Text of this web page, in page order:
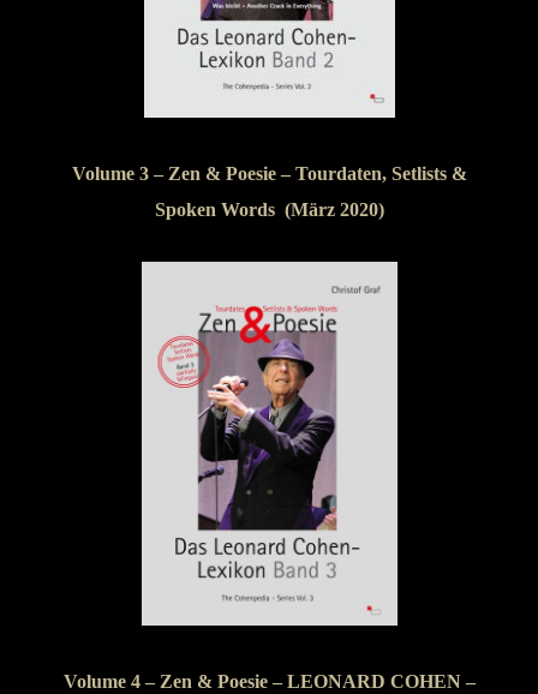
Volume 3 – Zen & Poesie – Tourdaten, Setlists &
Spoken Words (März 2020)
Volume 4 – Zen & Poesie – LEONARD COHEN –